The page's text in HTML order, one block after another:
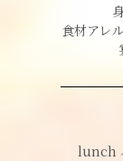
食材アレ
lunch